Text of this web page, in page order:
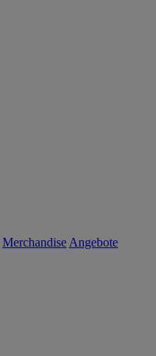
Merchandise Angebote